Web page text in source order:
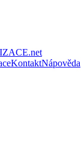
.net
KontaktNápověda